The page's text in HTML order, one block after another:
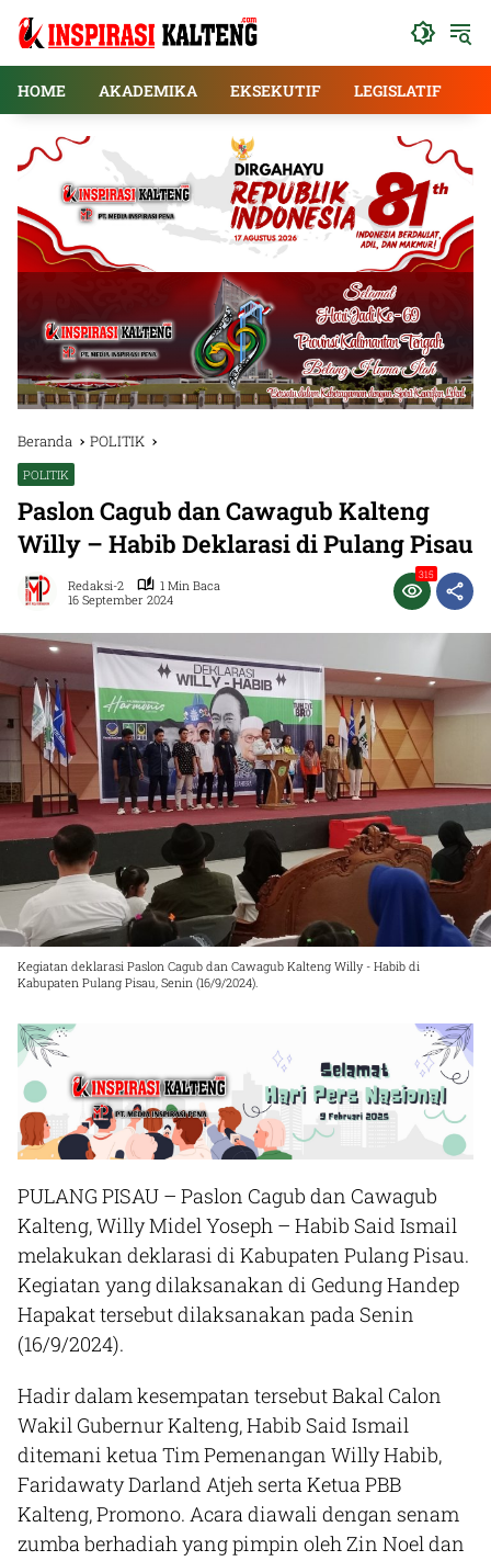
HOME
AKADEMIKA EKSEKUTIF LEGISLATIF
Beranda POLITIK
POLITIK
Paslon Cagub dan Cawagub Kalteng
Willy – Habib Deklarasi di Pulang Pisau
Redaksi-2
1 Min Baca
16 September 2024
315
Kegiatan deklarasi Paslon Cagub dan Cawagub Kalteng Willy - Habib di
Kabupaten Pulang Pisau, Senin (16/9/2024).
PULANG PISAU – Paslon Cagub dan Cawagub
Kalteng, Willy Midel Yoseph – Habib Said Ismail
melakukan deklarasi di Kabupaten Pulang Pisau.
Kegiatan yang dilaksanakan di Gedung Handep
Hapakat tersebut dilaksanakan pada Senin
(16/9/2024).
Hadir dalam kesempatan tersebut Bakal Calon
Wakil Gubernur Kalteng, Habib Said Ismail
ditemani ketua Tim Pemenangan Willy Habib,
Faridawaty Darland Atjeh serta Ketua PBB
Kalteng, Promono. Acara diawali dengan senam
zumba berhadiah yang pimpin oleh Zin Noel dan